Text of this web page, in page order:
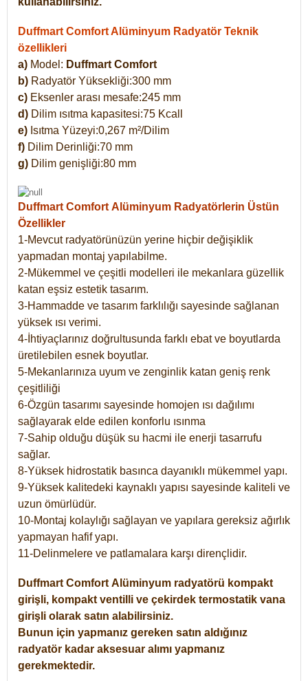
Duffmart Comfort Alüminyum Radyatör Teknik
özellikleri
a) Model: Duffmart Comfort
b) Radyatör Yüksekliği:300 mm
c) Eksenler arası mesafe:245 mm
d) Dilim ısıtma kapasitesi:75 Kcall
e) Isıtma Yüzeyi:0,267 m²/Dilim
f) Dilim Derinliği:70 mm
g) Dilim genişliği:80 mm
Duffmart Comfort Alüminyum Radyatörlerin Üstün
Özellikler
1-Mevcut radyatörünüzün yerine hiçbir değişiklik
yapmadan montaj yapılabilme.
2-Mükemmel ve çeşitli modelleri ile mekanlara güzellik
katan eşsiz estetik tasarım.
3-Hammadde ve tasarım farklılığı sayesinde sağlanan
yüksek ısı verimi.
4-İhtiyaçlarınız doğrultusunda farklı ebat ve boyutlarda
üretilebilen esnek boyutlar.
5-Mekanlarınıza uyum ve zenginlik katan geniş renk
çeşitliliği
6-Özgün tasarımı sayesinde homojen ısı dağılımı
sağlayarak elde edilen konforlu ısınma
7-Sahip olduğu düşük su hacmi ile enerji tasarrufu
sağlar.
8-Yüksek hidrostatik basınca dayanıklı mükemmel yapı.
9-Yüksek kalitedeki kaynaklı yapısı sayesinde kaliteli ve
uzun ömürlüdür.
10-Montaj kolaylığı sağlayan ve yapılara gereksiz ağırlık
yapmayan hafif yapı.
11-Delinmelere ve patlamalara karşı dirençlidir.
Duffmart Comfort Alüminyum radyatörü kompakt
girişli, kompakt ventilli ve çekirdek termostatik vana
girişli olarak satın alabilirsiniz.
Bunun için yapmanız gereken satın aldığınız
radyatör kadar aksesuar alımı yapmanız
gerekmektedir.